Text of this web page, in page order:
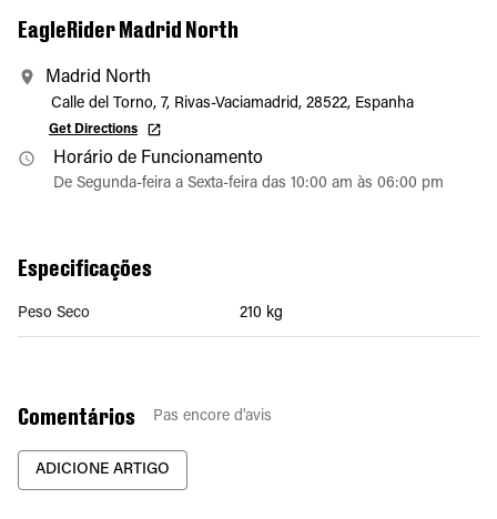
EagleRider Madrid North
Madrid North
Calle del Torno, 7, Rivas-Vaciamadrid, 28522, Espanha
Get Directions
Horário de Funcionamento
De Segunda-feira a Sexta-feira das 10:00 am às 06:00 pm
Especificações
Peso Seco 210 kg
Comentários Pas encore d'avis
ADICIONE ARTIGO